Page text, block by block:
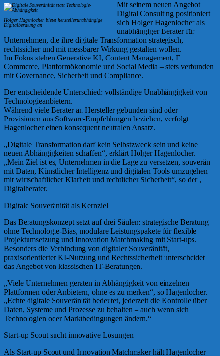
Holger Hagenlocher bietet herstellerunabhängige
Digitalberatung an
Mit seinem neuen Angebot
Digital Consulting positioniert
sich Holger Hagenlocher als
unabhängiger Berater für
Unternehmen, die ihre digitale Transformation strategisch,
rechtssicher und mit messbarer Wirkung gestalten wollen.
Im Fokus stehen Generative KI, Content Management, E-
Commerce, Plattformökonomie und Social Media – stets verbunden
mit Governance, Sicherheit und Compliance.
Der entscheidende Unterschied: vollständige Unabhängigkeit von
Technologieanbietern.
Während viele Berater an Hersteller gebunden sind oder
Provisionen aus Software-Empfehlungen beziehen, verfolgt
Hagenlocher einen konsequent neutralen Ansatz.
„Digitale Transformation darf kein Selbstzweck sein und keine
neuen Abhängigkeiten schaffen“, erklärt Holger Hagenlocher.
„Mein Ziel ist es, Unternehmen in die Lage zu versetzen, souverän
mit Daten, Künstlicher Intelligenz und digitalen Tools umzugehen –
mit wirtschaftlicher Klarheit und rechtlicher Sicherheit“, so der ,
Digitalberater.
Digitale Souveränität als Kernziel
Das Beratungskonzept setzt auf drei Säulen: strategische Beratung
ohne Technologie-Bias, modulare Leistungspakete für flexible
Projektumsetzung und Innovation Matchmaking mit Start-ups.
Besonders die Verbindung von digitaler Souveränität,
praxisorientierter KI-Nutzung und Rechtssicherheit unterscheidet
das Angebot von klassischen IT-Beratungen.
„Viele Unternehmen geraten in Abhängigkeit von einzelnen
Plattformen oder Anbietern, ohne es zu merken“, so Hagenlocher.
„Echte digitale Souveränität bedeutet, jederzeit die Kontrolle über
Daten, Systeme und Prozesse zu behalten – auch wenn sich
Technologien oder Marktbedingungen ändern.“
Start-up Scout sucht innovative Lösungen
Als Start-up Scout und Innovation Matchmaker hält Hagenlocher